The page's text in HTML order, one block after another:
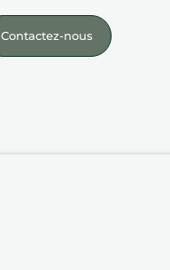
Contactez-nous